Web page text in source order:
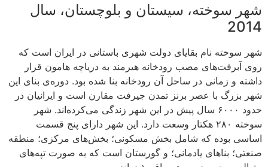
شهر سوخته، سیستان و بلوچستان، سال
2014
شهر سوخته نام بقایای دولت شهری باستانی در ایران است که
روی آبرفت‌های مصب رودخانه هیرمند به دریاچه هامون قرار
داشته و زمانی در ساحل آن رودخانه بنا شده بود. دوره‌ی بنای این
شهر بزرگ با عصر برنز تمدن جیرفت مقارن است و ایرانیان در
حدود ۶۰۰۰ سال پیش در این شهر زندگی می‌کرده‌اند. شهر
سوخته ۲۸۰ هکتار وسعت دارد. این شهر دارای پنج قسمت
اساسی بوده که شامل بخش مسکونی؛ بخش‌های مرکزی؛ منطقه
صنعتی؛ بناهای یادمانی؛ و گورستان است که به صورت تپه‌های